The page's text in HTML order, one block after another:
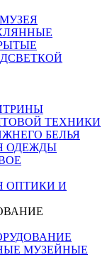
ТЕХНИКИ
БЕЛЬЯ
ОДЕЖДЫ
ОПТИКИ И
МУЗЕЙНЫЕ